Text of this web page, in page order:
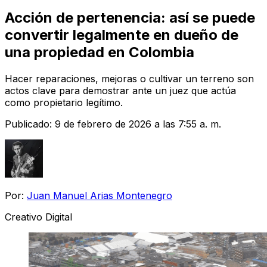
Acción de pertenencia: así se puede
convertir legalmente en dueño de
una propiedad en Colombia
Hacer reparaciones, mejoras o cultivar un terreno son
actos clave para demostrar ante un juez que actúa
como propietario legítimo.
Publicado: 9 de febrero de 2026 a las 7:55 a. m.
Por: Juan Manuel Arias Montenegro
Creativo Digital